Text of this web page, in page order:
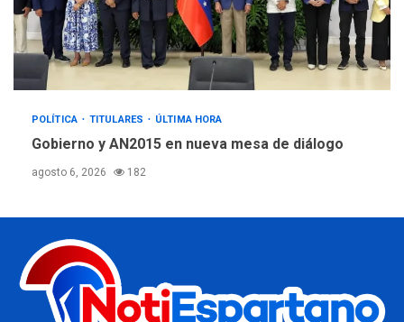
POLÍTICA TITULARES ÚLTIMA HORA
Gobierno y AN2015 en nueva mesa de diálogo
agosto 6, 2026 182